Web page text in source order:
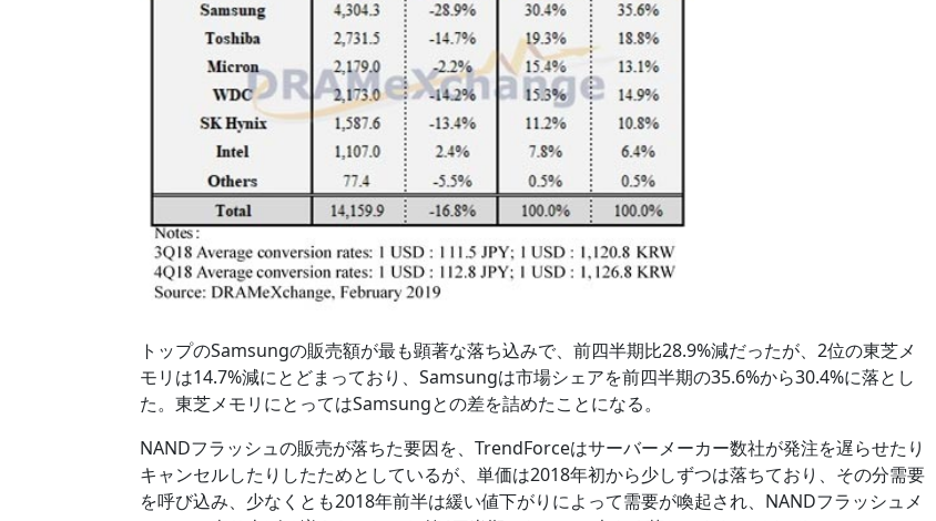
トップのSamsungの販売額が最も顕著な落ち込みで、前四半期比28.9%減だったが、2位の東芝メ
モリは14.7%減にとどまっており、Samsungは市場シェアを前四半期の35.6%から30.4%に落とし
た。東芝メモリにとってはSamsungとの差を詰めたことになる。
NANDフラッシュの販売が落ちた要因を、TrendForceはサーバーメーカー数社が発注を遅らせたり
キャンセルしたりしたためとしているが、単価は2018年初から少しずつは落ちており、その分需要
を呼び込み、少なくとも2018年前半は緩い値下がりによって需要が喚起され、NANDフラッシュメ